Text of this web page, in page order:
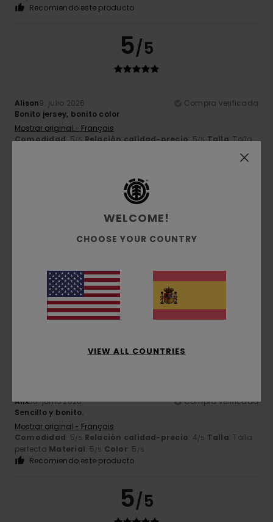
Recomiendo este producto
5/5
Alison9. julio 2026
Compra verificada
Bonito jersey, bonito color
Mostrar original - Français
Comodidad: 5/5 Relación calidad-precio: 5/5 Talla: Talla
5/5
Mostrar original - Français
Comodidad: 5/5 Relación calidad-precio: 5/5 Talla
perfectaMaterial: 5/5 Color
Recomiendo este producto
5/5
Alix30. junio 2026
Compra verificada
Sencillo y bonito.
Mostrar original - Français
Comodidad: 5/5 Relación calidad-precio: 4/5 Talla: Talla
perfecta Material: 5/5 Color: 5 /5
Recomiendo este producto
5/5
WELCOME!
CHOOSE YOUR COUNTRY
VIEW ALL COUNTRIES